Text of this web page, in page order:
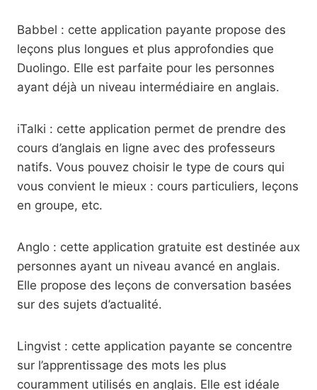
Babbel : cette application payante propose des
leçons plus longues et plus approfondies que
Duolingo. Elle est parfaite pour les personnes
ayant déjà un niveau intermédiaire en anglais.
iTalki : cette application permet de prendre des
cours d’anglais en ligne avec des professeurs
natifs. Vous pouvez choisir le type de cours qui
vous convient le mieux : cours particuliers, leçons
en groupe, etc.
Anglo : cette application gratuite est destinée aux
personnes ayant un niveau avancé en anglais.
Elle propose des leçons de conversation basées
sur des sujets d’actualité.
Lingvist : cette application payante se concentre
sur l’apprentissage des mots les plus
couramment utilisés en anglais. Elle est idéale